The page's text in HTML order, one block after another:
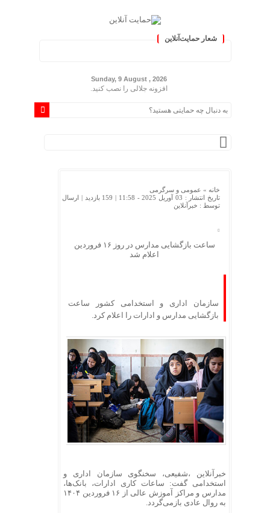
شعار حمایت‌آنلاین
Sunday, 9 August , 2026
افزونه جلالی را نصب کنید.
خانه » عمومی و سرگرمی
تاریخ انتشار : 03 آوریل 2025 - 11:58 |
159 بازدید
| ارسال
توسط : خبرآنلاین
ساعت بازگشایی مدارس در روز ۱۶ فروردین
اعلام شد
سازمان اداری و استخدامی کشور ساعت
بازگشایی مدارس و ادارات را اعلام کرد.
خبرآنلاین ،شفیعی، سخنگوی سازمان اداری و
استخدامی گفت: ساعات کاری ادارات، بانک‌ها،
مدارس و مراکز آموزش عالی از ۱۶ فروردین ۱۴۰۴
به روال عادی بازمی‌گردد.